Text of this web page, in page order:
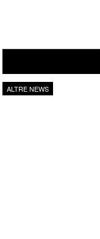
Vai al contenuto
ALTRE NEWS